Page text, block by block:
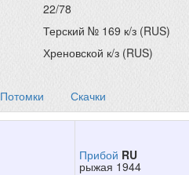
22/78
Терский № 169 к/з (RUS)
Хреновской к/з (RUS)
Потомки Скачки
Прибой RU
рыжая 1944